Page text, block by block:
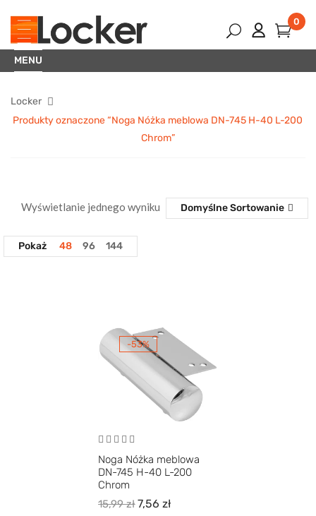
0
MENU
Locker
Produkty oznaczone “Noga Nóżka meblowa DN-745 H-40 L-200
Chrom”
Wyświetlanie jednego wyniku Domyślne Sortowanie
Pokaż 48 96 144
-53%
Noga Nóżka meblowa
DN-745 H-40 L-200
Chrom
15,99zł 7,56zł